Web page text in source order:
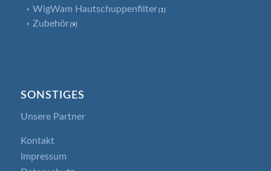
WigWam Hautschuppenfilter (1)
Zubehör (9)
SONSTIGES
Unsere Partner
Kontakt
Impressum